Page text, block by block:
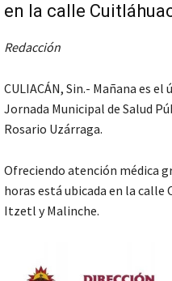
en la calle
Redacción
CULIACÁN, Sin.- Mañana es
Jornada Municipal de Salud
Rosario Uzárraga.
Ofreciendo atención médica
horas está ubicada en la calle
Itzetl y Malinche.